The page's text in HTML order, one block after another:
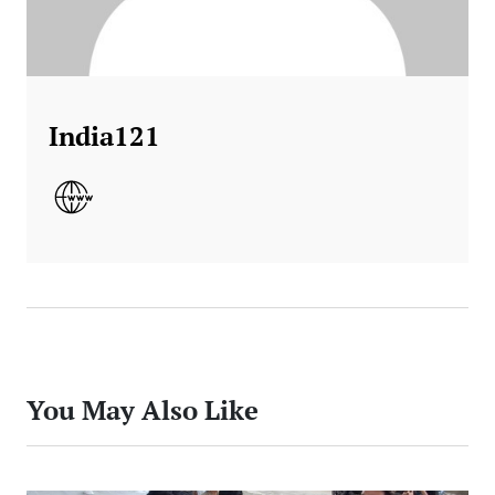
India121
You May Also Like